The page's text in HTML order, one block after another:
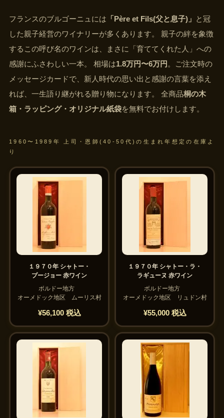
フランスのブルゴーニュには 「Père et Fils(父と息子)」 と冠
した親子経営のワイナリーが多くあります。 親子の絆を象徴
するこの呼び名のワインは、まさに「育ててくれた人」への
感謝にふさわしい一本。 相場は1.8万円〜6万円 。ご注文時の
メッセージカードで、新人時代の思い出と感謝の言葉を添え
れば、一生語り継がれる贈り物になります。 全商品桐の木
箱・ラッピング・オリジナル紙袋を無料でお付けします。
1960〜1989年 上司・恩師(40-50代)の生まれ年想定の在庫よ
り
１９７０年 シャトー・
プージョー 赤ワイン
ボルドー地方
オーメドック地区 ムーリス村
¥56,100 税込
１９７０年 シャトー・ラ・
ラギューヌ 赤ワイン
ボルドー地方
オーメドック地区 リュドン村
¥55,000 税込